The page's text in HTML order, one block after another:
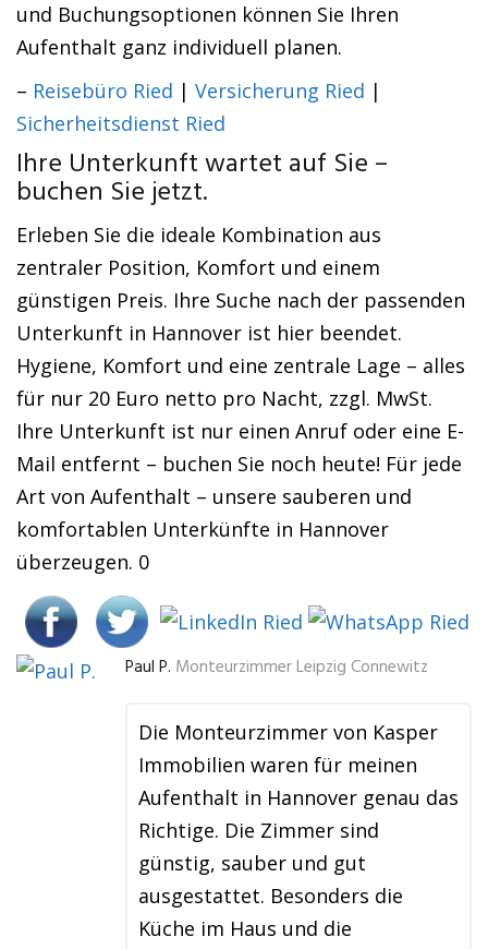
und Buchungsoptionen können Sie Ihren
Aufenthalt ganz individuell planen.
– Reisebüro Ried | Versicherung Ried |
Sicherheitsdienst Ried
Ihre Unterkunft wartet auf Sie –
buchen Sie jetzt.
Erleben Sie die ideale Kombination aus
zentraler Position, Komfort und einem
günstigen Preis. Ihre Suche nach der passenden
Unterkunft in Hannover ist hier beendet.
Hygiene, Komfort und eine zentrale Lage – alles
für nur 20 Euro netto pro Nacht, zzgl. MwSt.
Ihre Unterkunft ist nur einen Anruf oder eine E-
Mail entfernt – buchen Sie noch heute! Für jede
Art von Aufenthalt – unsere sauberen und
komfortablen Unterkünfte in Hannover
überzeugen. 0
Paul P. Monteurzimmer Leipzig Connewitz
Die Monteurzimmer von Kasper
Immobilien waren für meinen
Aufenthalt in Hannover genau das
Richtige. Die Zimmer sind
günstig, sauber und gut
ausgestattet. Besonders die
Küche im Haus und die